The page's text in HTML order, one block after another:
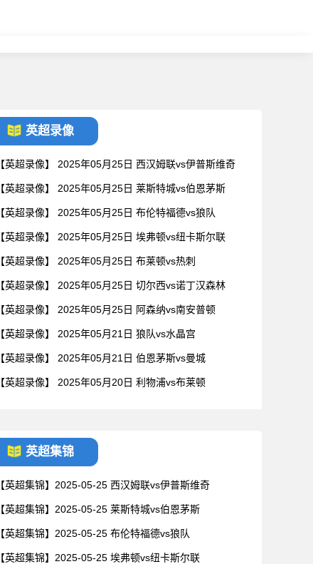
英超录像
【英超录像】 2025年05月25日 西汉姆联vs伊普斯维奇
【英超录像】 2025年05月25日 莱斯特城vs伯恩茅斯
【英超录像】 2025年05月25日 布伦特福德vs狼队
【英超录像】 2025年05月25日 埃弗顿vs纽卡斯尔联
【英超录像】 2025年05月25日 布莱顿vs热刺
【英超录像】 2025年05月25日 切尔西vs诺丁汉森林
【英超录像】 2025年05月25日 阿森纳vs南安普顿
【英超录像】 2025年05月21日 狼队vs水晶宫
【英超录像】 2025年05月21日 伯恩茅斯vs曼城
【英超录像】 2025年05月20日 利物浦vs布莱顿
英超集锦
【英超集锦】2025-05-25 西汉姆联vs伊普斯维奇
【英超集锦】2025-05-25 莱斯特城vs伯恩茅斯
【英超集锦】2025-05-25 布伦特福德vs狼队
【英超集锦】2025-05-25 埃弗顿vs纽卡斯尔联